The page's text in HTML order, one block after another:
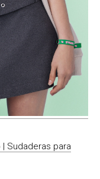
Sudaderas para